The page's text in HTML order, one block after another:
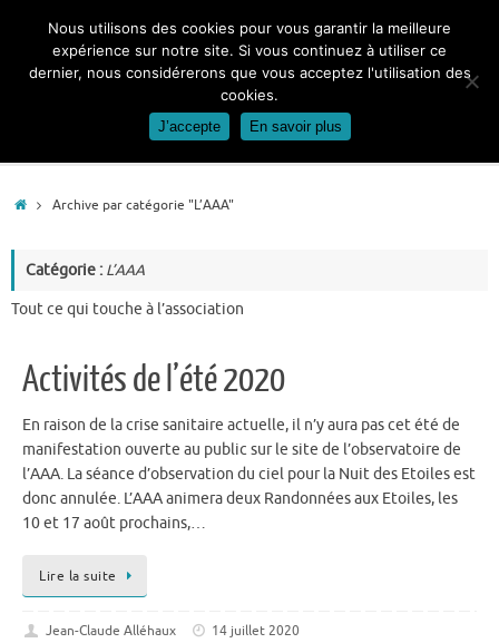
contenu
AccueilArchive par catégorie "L’AAA"
Catégorie : L’AAA
Tout ce qui touche à l’association
Activités de l’été 2020
En raison de la crise sanitaire actuelle, il n’y aura pas cet été de
manifestation ouverte au public sur le site de l’observatoire de
l’AAA. La séance d’observation du ciel pour la Nuit des Etoiles est
donc annulée. L’AAA animera deux Randonnées aux Etoiles, les
10 et 17 août prochains,…
Lire la suite
Jean-Claude Alléhaux
14 juillet 2020
Nous utilisons des cookies pour vous garantir la meilleure
expérience sur notre site. Si vous continuez à utiliser ce
dernier, nous considérerons que vous acceptez l'utilisation des
cookies.
J’accepte En savoir plus